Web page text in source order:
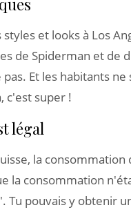
et looks à Los
de Spiderman et de
Et les habitants
c'est super !
légal
la
la consommation
Tu pouvais y obtenir